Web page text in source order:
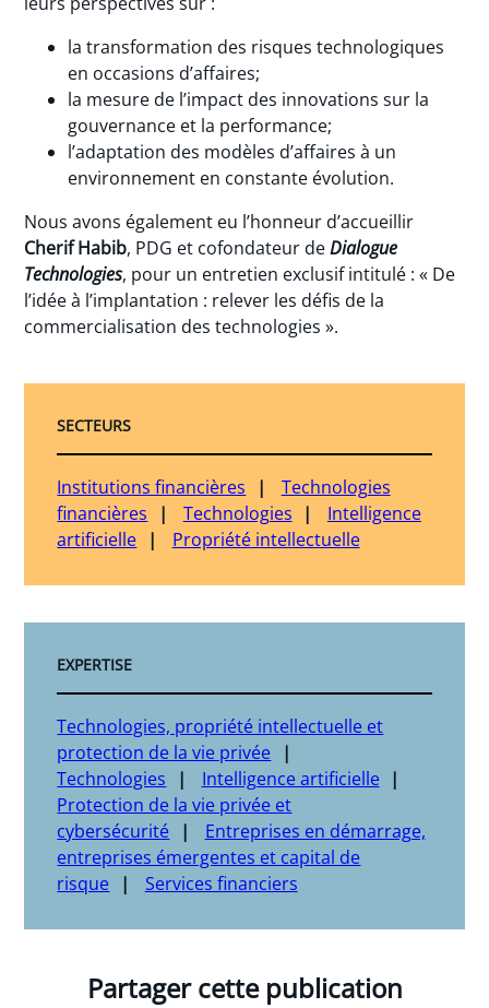
la transformation des risques technologiques
en occasions d’affaires;
la mesure de l’impact des innovations sur la
gouvernance et la performance;
l’adaptation des modèles d’affaires à un
environnement en constante évolution.
Nous avons également eu l’honneur d’accueillir
Cherif Habib, PDG et cofondateur deDialogue
Technologies, pour un entretien exclusif intitulé : « De
l’idée à l’implantation : relever les défis de la
commercialisation des technologies ».
SECTEURS
Institutions financières
Technologies
financières
Technologies
Intelligence
artificielle
Propriété intellectuelle
EXPERTISE
Technologies, propriété intellectuelle et
protection de la vie privée
Technologies
Intelligence artificielle
Protection de la vie privée et
cybersécurité
Entreprises en démarrage,
entreprises émergentes et capital de
risque
Services financiers
Partager cette publication